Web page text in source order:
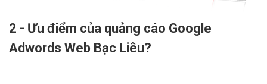
2 - Ưu điểm của quảng cáo Google
Adwords Web Bạc Liêu?